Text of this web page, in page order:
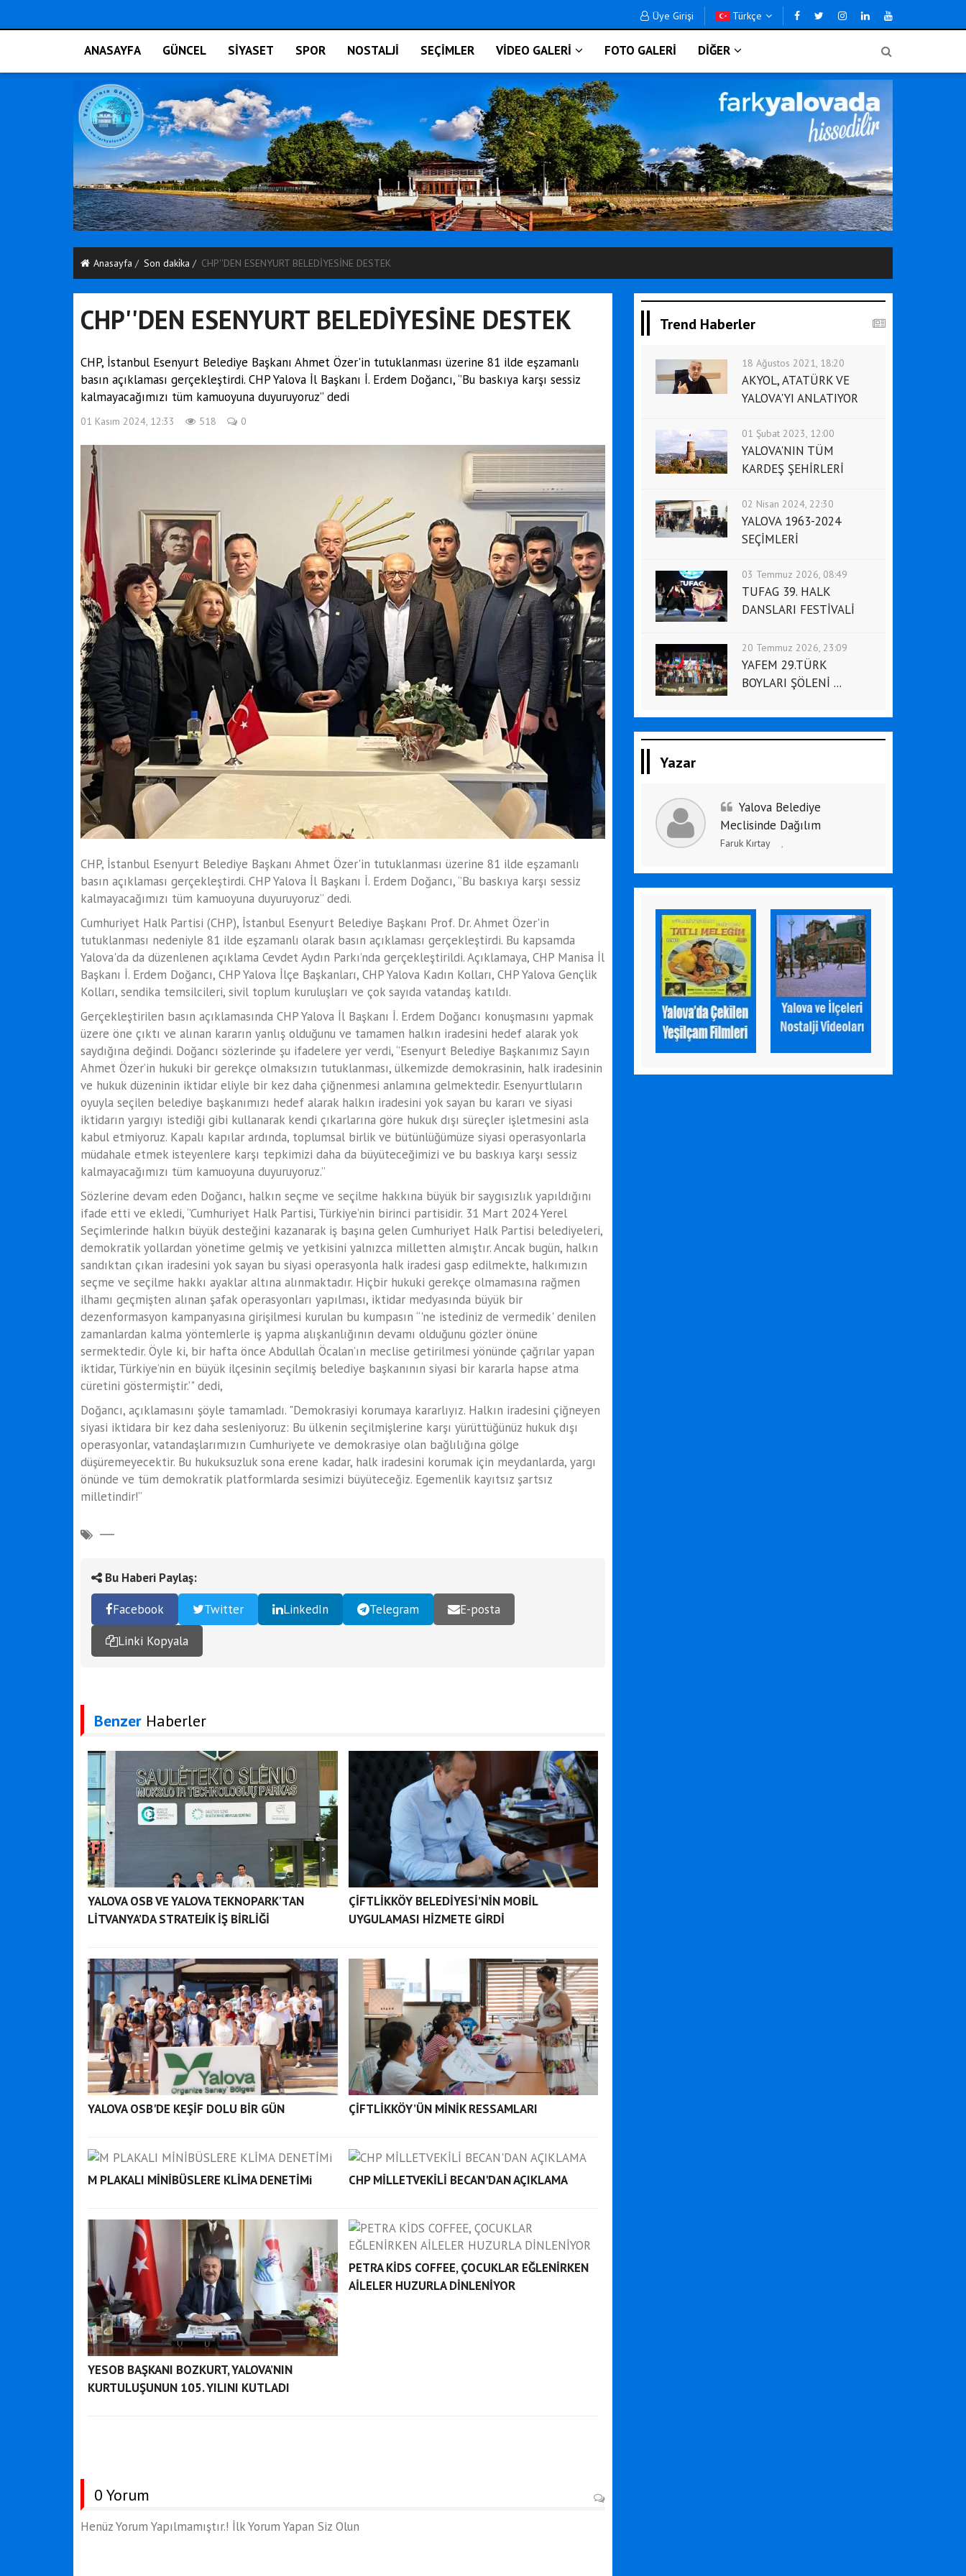
Üye Girişi Türkçe
ANASAYFA GÜNCEL SİYASET SPOR NOSTALJİ SEÇİMLER VİDEO GALERİ FOTO GALERİ DİĞER
Anasayfa Son daki̇ka CHP''DEN ESENYURT BELEDİYESİNE DESTEK
CHP''DEN ESENYURT BELEDİYESİNE DESTEK
CHP, İstanbul Esenyurt Belediye Başkanı Ahmet Özer'in tutuklanması üzerine 81 ilde eşzamanlı
basın açıklaması gerçekleştirdi. CHP Yalova İl Başkanı İ. Erdem Doğancı, ‘’Bu baskıya karşı sessiz
kalmayacağımızı tüm kamuoyuna duyuruyoruz’’ dedi
01 Kasım 2024, 12:33 518 0
CHP, İstanbul Esenyurt Belediye Başkanı Ahmet Özer'in tutuklanması üzerine 81 ilde eşzamanlı
basın açıklaması gerçekleştirdi. CHP Yalova İl Başkanı İ. Erdem Doğancı, ‘’Bu baskıya karşı sessiz
kalmayacağımızı tüm kamuoyuna duyuruyoruz’’ dedi.
Cumhuriyet Halk Partisi (CHP), İstanbul Esenyurt Belediye Başkanı Prof. Dr. Ahmet Özer'in
tutuklanması nedeniyle 81 ilde eşzamanlı olarak basın açıklaması gerçekleştirdi. Bu kapsamda
Yalova'da da düzenlenen açıklama Cevdet Aydın Parkı’nda gerçekleştirildi. Açıklamaya, CHP Manisa İl
Başkanı İ. Erdem Doğancı, CHP Yalova İlçe Başkanları, CHP Yalova Kadın Kolları, CHP Yalova Gençlik
Kolları, sendika temsilcileri, sivil toplum kuruluşları ve çok sayıda vatandaş katıldı.
Gerçekleştirilen basın açıklamasında CHP Yalova İl Başkanı İ. Erdem Doğancı konuşmasını yapmak
üzere öne çıktı ve alınan kararın yanlış olduğunu ve tamamen halkın iradesini hedef alarak yok
saydığına değindi. Doğancı sözlerinde şu ifadelere yer verdi, ‘’Esenyurt Belediye Başkanımız Sayın
Ahmet Özer’in hukuki bir gerekçe olmaksızın tutuklanması, ülkemizde demokrasinin, halk iradesinin
ve hukuk düzeninin iktidar eliyle bir kez daha çiğnenmesi anlamına gelmektedir. Esenyurtluların
oyuyla seçilen belediye başkanımızı hedef alarak halkın iradesini yok sayan bu kararı ve siyasi
iktidarın yargıyı istediği gibi kullanarak kendi çıkarlarına göre hukuk dışı süreçler işletmesini asla
kabul etmiyoruz. Kapalı kapılar ardında, toplumsal birlik ve bütünlüğümüze siyasi operasyonlarla
müdahale etmek isteyenlere karşı tepkimizi daha da büyüteceğimizi ve bu baskıya karşı sessiz
kalmayacağımızı tüm kamuoyuna duyuruyoruz.’’
Sözlerine devam eden Doğancı, halkın seçme ve seçilme hakkına büyük bir saygısızlık yapıldığını
ifade etti ve ekledi, ‘’Cumhuriyet Halk Partisi, Türkiye’nin birinci partisidir. 31 Mart 2024 Yerel
Seçimlerinde halkın büyük desteğini kazanarak iş başına gelen Cumhuriyet Halk Partisi belediyeleri,
demokratik yollardan yönetime gelmiş ve yetkisini yalnızca milletten almıştır. Ancak bugün, halkın
sandıktan çıkan iradesini yok sayan bu siyasi operasyonla halk iradesi gasp edilmekte, halkımızın
seçme ve seçilme hakkı ayaklar altına alınmaktadır. Hiçbir hukuki gerekçe olmamasına rağmen
ilhamı geçmişten alınan şafak operasyonları yapılması, iktidar medyasında büyük bir
dezenformasyon kampanyasına girişilmesi kurulan bu kumpasın “'ne istediniz de vermedik' denilen
zamanlardan kalma yöntemlerle iş yapma alışkanlığının devamı olduğunu gözler önüne
sermektedir. Öyle ki, bir hafta önce Abdullah Öcalan’ın meclise getirilmesi yönünde çağrılar yapan
iktidar, Türkiye’nin en büyük ilçesinin seçilmiş belediye başkanının siyasi bir kararla hapse atma
cüretini göstermiştir.’" dedi,
Doğancı, açıklamasını şöyle tamamladı. "Demokrasiyi korumaya kararlıyız. Halkın iradesini çiğneyen
siyasi iktidara bir kez daha sesleniyoruz: Bu ülkenin seçilmişlerine karşı yürüttüğünüz hukuk dışı
operasyonlar, vatandaşlarımızın Cumhuriyete ve demokrasiye olan bağlılığına gölge
düşüremeyecektir. Bu hukuksuzluk sona erene kadar, halk iradesini korumak için meydanlarda, yargı
önünde ve tüm demokratik platformlarda sesimizi büyüteceğiz. Egemenlik kayıtsız şartsız
milletindir!’’
Bu Haberi Paylaş:
Facebook
Twitter LinkedIn Telegram
E-posta
Linki Kopyala
Benzer Haberler
YALOVA OSB VE YALOVA TEKNOPARK’TAN
LİTVANYA’DA STRATEJİK İŞ BİRLİĞİ
ÇİFTLİKKÖY BELEDİYESİ’NİN MOBİL
UYGULAMASI HİZMETE GİRDİ
YALOVA OSB'DE KEŞİF DOLU BİR GÜN ÇİFTLİKKÖY’ÜN MİNİK RESSAMLARI
M PLAKALI MİNİBÜSLERE KLİMA DENETİMi CHP MİLLETVEKİLİ BECAN'DAN AÇIKLAMA
YESOB BAŞKANI BOZKURT, YALOVA’NIN
KURTULUŞUNUN 105. YILINI KUTLADI
PETRA KİDS COFFEE, ÇOCUKLAR EĞLENİRKEN
AİLELER HUZURLA DİNLENİYOR
0 Yorum
Henüz Yorum Yapılmamıştır.! İlk Yorum Yapan Siz Olun
Trend Haberler
18 Ağustos 2021, 18:20
AKYOL, ATATÜRK VE
YALOVA'YI ANLATIYOR
01 Şubat 2023, 12:00
YALOVA'NIN TÜM
KARDEŞ ŞEHİRLERİ
02 Nisan 2024, 22:30
YALOVA 1963-2024
SEÇİMLERİ
03 Temmuz 2026, 08:49
TUFAG 39. HALK
DANSLARI FESTİVALİ
20 Temmuz 2026, 23:09
YAFEM 29.TÜRK
BOYLARI ŞÖLENİ ...
Yazar
Yalova Belediye
Meclisinde Dağılım
Faruk Kırtay ,